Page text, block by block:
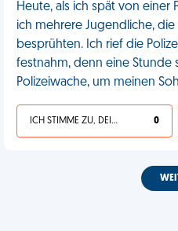
Heute, als ich spät von einer
ich mehrere Jugendliche,
besprühten. Ich rief die
festnahm, denn eine Stunde
Polizeiwache, um meinen
ICH STIMME ZU, DEIN LEBEN IST SCHEISSE 0